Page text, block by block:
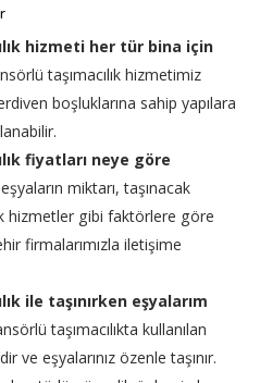
hizmeti her tür bina için
taşımacılık hizmetimiz
boşluklarına sahip yapılara
fiyatları neye göre
miktarı, taşınacak
hizmetler gibi faktörlere göre
firmalarımızla iletişime
ile taşınırken eşyalarım
taşımacılıkta kullanılan
ve eşyalarınız özenle taşınır.